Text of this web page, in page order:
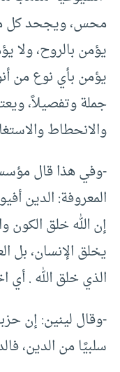
محس، ويجحد كل ما
يؤمن بالروح، ولا
يؤمن بأي نوع من
جملة وتفصيلاً،
والانحطاط
-وفي هذا قال
المعروفة: الدين
إن الله خلق الكون
يخلق الإنسان، بل
الذي خلق الله . أي
-وقال لينين: إن
سلبيًا من الدين،